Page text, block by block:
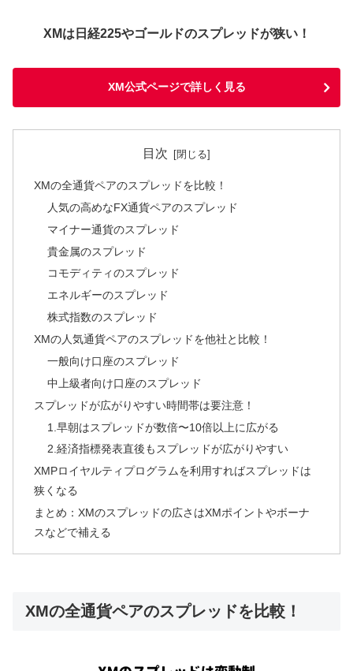
XMは日経225やゴールドのスプレッドが狭い！
XM公式ページで詳しく見る
目次
XMの全通貨ペアのスプレッドを比較！
人気の高めなFX通貨ペアのスプレッド
マイナー通貨のスプレッド
貴金属のスプレッド
コモディティのスプレッド
エネルギーのスプレッド
株式指数のスプレッド
XMの人気通貨ペアのスプレッドを他社と比較！
一般向け口座のスプレッド
中上級者向け口座のスプレッド
スプレッドが広がりやすい時間帯は要注意！
1.早朝はスプレッドが数倍〜10倍以上に広がる
2.経済指標発表直後もスプレッドが広がりやすい
XMPロイヤルティプログラムを利用すればスプレッドは
狭くなる
まとめ：XMのスプレッドの広さはXMポイントやボーナ
スなどで補える
XMの全通貨ペアのスプレッドを比較！